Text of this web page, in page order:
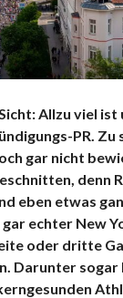
Allzu viel ist
PR. Zu
gar nicht
denn
eben etwas
echter New
oder dritte
Darunter sogar